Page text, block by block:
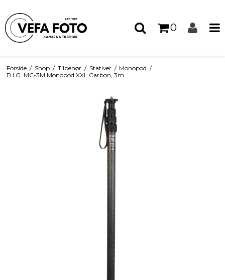
0
Forside / Shop / Tilbehør / Stativer / Monopod /
B.I.G. MC-3M Monopod XXL Carbon, 3m